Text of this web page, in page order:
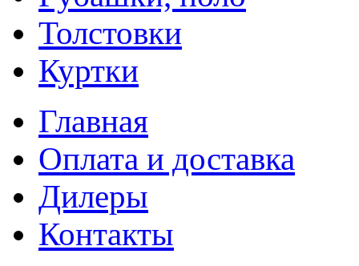
Толстовки
Куртки
Главная
Оплата и доставка
Дилеры
Контакты